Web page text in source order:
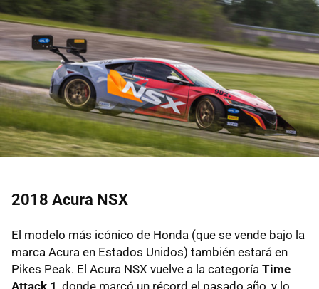
2018 Acura NSX
El modelo más icónico de Honda (que se vende bajo la
marca Acura en Estados Unidos) también estará en
Pikes Peak. El Acura NSX vuelve a la categoría Time